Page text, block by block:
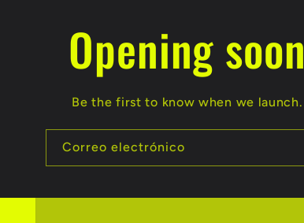
Opening soon
Be the first to know when we launch.
Correo electrónico